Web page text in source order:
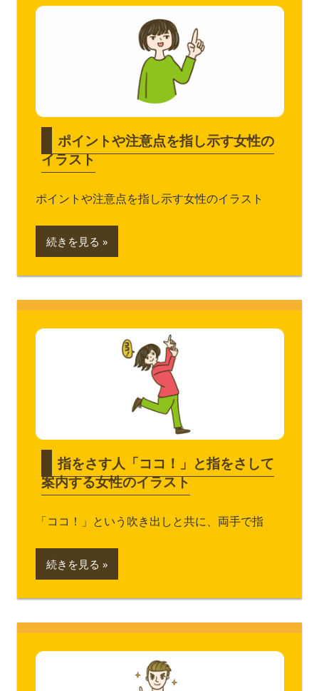
ポイントや注意点を指し示す女性の
イラスト
ポイントや注意点を指し示す女性のイラスト
続きを見る
指をさす人「ココ！」と指をさして
案内する女性のイラスト
「ココ！」という吹き出しと共に、両手で指
続きを見る